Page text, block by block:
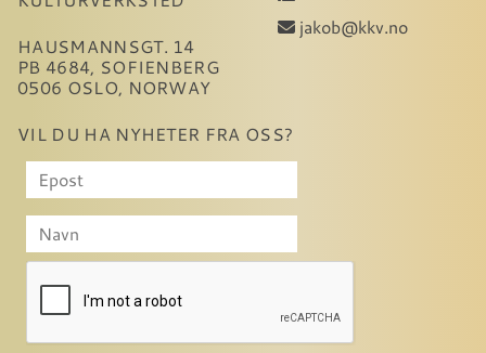
HAUSMANNSGT. 14
PB 4684, SOFIENBERG
0506 OSLO, NORWAY
jakob@kkv.no
VIL DU HA NYHETER FRA OSS?